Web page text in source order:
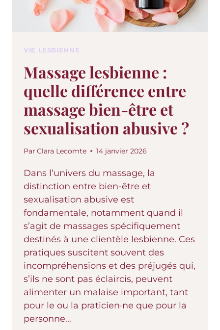
VIE LESBIENNE
Massage lesbienne :
quelle différence entre
massage bien-être et
sexualisation abusive ?
Par Clara Lecomte 14 janvier 2026
Dans l’univers du massage, la
distinction entre bien-être et
sexualisation abusive est
fondamentale, notamment quand il
s’agit de massages spécifiquement
destinés à une clientèle lesbienne. Ces
pratiques suscitent souvent des
incompréhensions et des préjugés qui,
s’ils ne sont pas éclaircis, peuvent
alimenter un malaise important, tant
pour le ou la praticien·ne que pour la
personne…